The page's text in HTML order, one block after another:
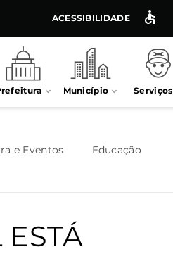
ACESSIBILIDADE
Município Serviços
e Eventos Educação